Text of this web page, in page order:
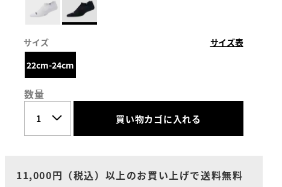
サイズ
サイズ表
22cm-24cm
数量
買い物カゴに入れる
11,000円（税込）以上のお買い上げで送料無料